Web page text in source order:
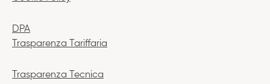
DPA
Trasparenza Tariffaria
Trasparenza Tecnica